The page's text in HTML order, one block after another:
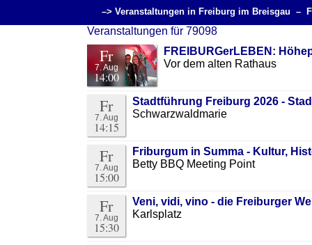
–> Veranstaltungen in Freiburg im Breisgau –
Veranstaltungen für 79098
Fr
7. Aug
14:00
FREIBURGerLEBEN:
Vor dem alten Rathaus
Fr
7. Aug
14:15
Stadtführung Freiburg 2026 -
Schwarzwaldmarie
Fr
7. Aug
15:00
Friburgum in Summa - Kultur,
Betty BBQ Meeting Point
Fr
7. Aug
15:30
Veni, vidi, vino - die Freiburger
Karlsplatz